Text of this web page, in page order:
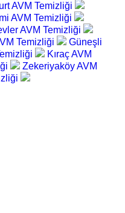
AVM Temizliği
AVM Temizliği
AVM Temizliği
Temizliği
Güneşli
Kıraç AVM
Zekeriyaköy AVM